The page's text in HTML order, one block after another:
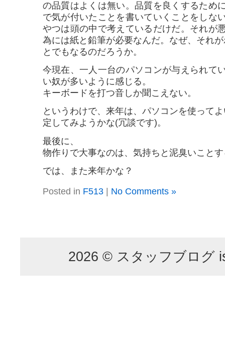
の品質はよくは無い。品質を良くするため
で気が付いたことを書いていくことをしな
やつは頭の中で考えているだけだ。それが
為には紙と鉛筆が必要なんだ。なぜ、それ
とでもなるのだろうか。
今現在、一人一台のパソコンが与えられて
い奴が多いように感じる。
キーボードを打つ音しか聞こえない。
というわけで、来年は、パソコンを使って
定してみようかな(冗談です)。
最後に、
物作りで大事なのは、気持ちと泥臭いこと
では、また来年かな？
Posted in F513| No Comments »
2026 © スタッフブログ